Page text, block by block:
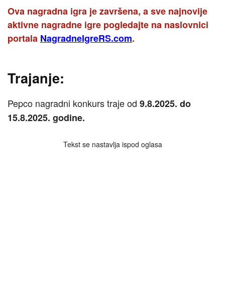
Ova nagradna igra je završena, a sve najnovije
aktivne nagradne igre pogledajte na naslovnici
portala NagradneIgreRS.com.
Trajanje:
Pepco nagradni konkurs traje od 9.8.2025. do
15.8.2025. godine.
Tekst se nastavlja ispod oglasa